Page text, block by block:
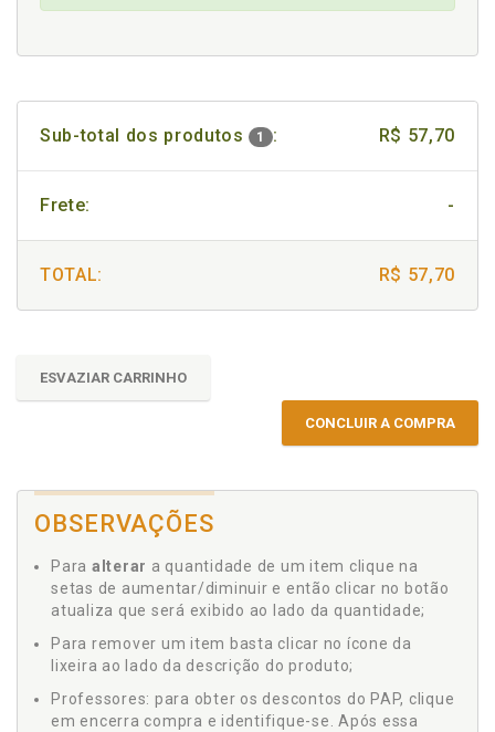
Sub-total dos produtos 1 : R$ 57,70
Frete: -
TOTAL: R$ 57,70
ESVAZIAR CARRINHO
CONCLUIR A COMPRA
OBSERVAÇÕES
Para alterar a quantidade de um item clique na
setas de aumentar/diminuir e então clicar no botão
atualiza que será exibido ao lado da quantidade;
Para remover um item basta clicar no ícone da
lixeira ao lado da descrição do produto;
Professores: para obter os descontos do PAP, clique
em encerra compra e identifique-se. Após essa